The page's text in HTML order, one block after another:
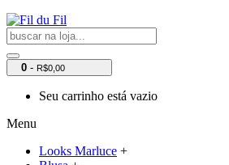
0 - R$0,00
Seu carrinho está vazio
Menu
Looks Marluce +